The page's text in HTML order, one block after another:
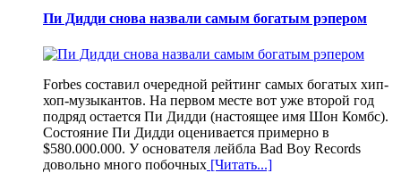
Пи Дидди снова назвали самым богатым рэпером
Forbes составил очередной рейтинг самых богатых хип-
хоп-музыкантов. На первом месте вот уже второй год
подряд остается Пи Дидди (настоящее имя Шон Комбс).
Состояние Пи Дидди оценивается примерно в
$580.000.000. У основателя лейбла Bad Boy Records
довольно много побочных [Читать...]